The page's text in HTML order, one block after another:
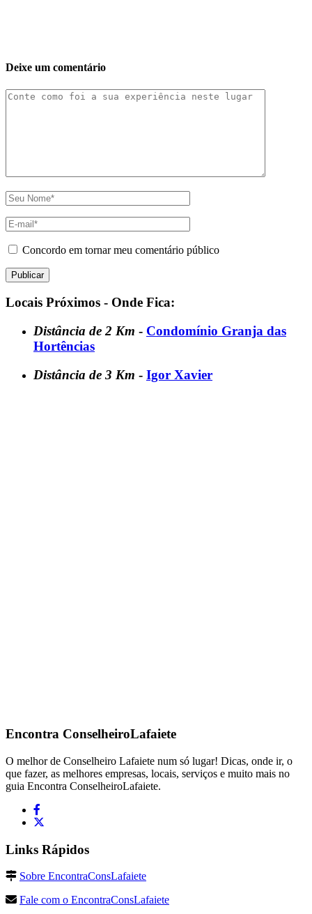
Deixe um comentário
Concordo em tornar meu comentário público
Locais Próximos - Onde Fica:
Distância de 2 Km - Condomínio Granja das
Hortências
Distância de 3 Km - Igor Xavier
Encontra ConselheiroLafaiete
O melhor de Conselheiro Lafaiete num só lugar! Dicas, onde ir, o
que fazer, as melhores empresas, locais, serviços e muito mais no
guia Encontra ConselheiroLafaiete.
Links Rápidos
Sobre EncontraConsLafaiete
Fale com o EncontraConsLafaiete